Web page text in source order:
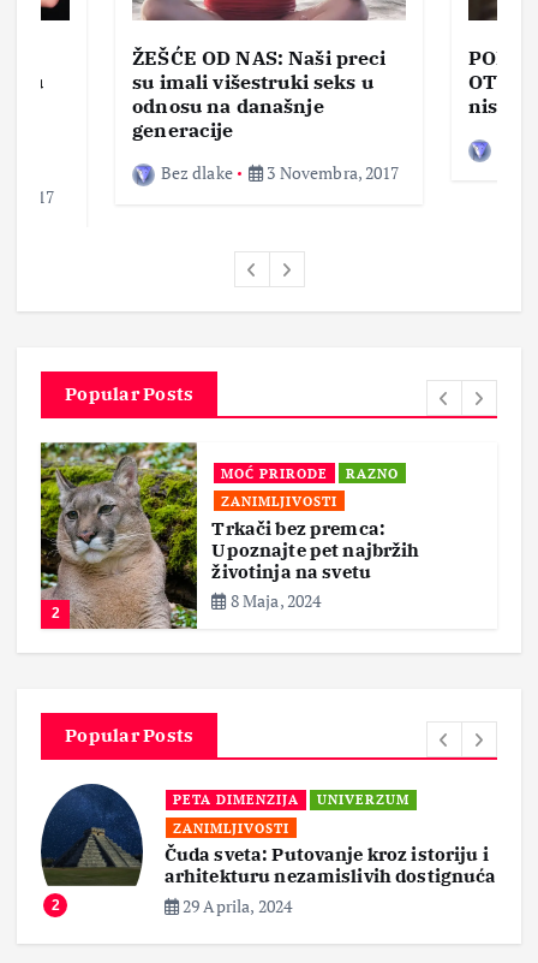
u
2017
ŽEŠĆE OD NAS: Naši preci
su imali višestruki seks u
odnosu na današnje
generacije
Bez dlake 3 Novembra, 2017
nisam
Popular Posts
2
MOĆ PRIRODE
RAZNO
ZANIMLJIVOSTI
Trkači bez premca:
Upoznajte pet najbržih
životinja na svetu
8 Maja, 2024
Popular Posts
2
PETA DIMENZIJA
UNIVERZUM
ZANIMLJIVOSTI
Čuda sveta: Putovanje kroz istoriju i
arhitekturu nezamislivih dostignuća
29 Aprila, 2024